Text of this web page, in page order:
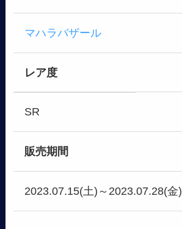
マハラバザール
レア度
SR
販売期間
2023.07.15(土)～2023.07.28(金)